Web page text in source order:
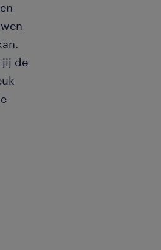
jij de